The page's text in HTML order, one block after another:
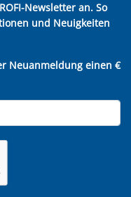
Newsletter an. So
und Neuigkeiten
Neuanmeldung einen €